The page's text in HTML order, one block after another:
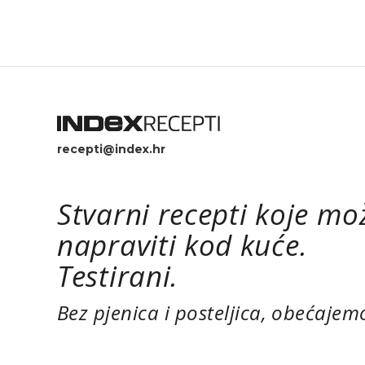
recepti@index.hr
Stvarni recepti koje
napraviti kod kuće.
Testirani.
Bez pjenica i posteljica,